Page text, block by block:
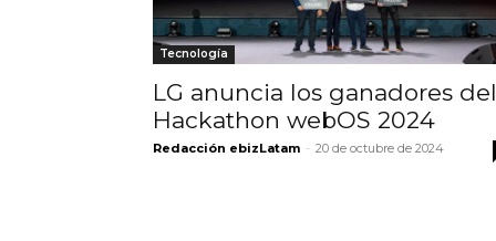
Tecnología
LG anuncia los ganadores del
Hackathon webOS 2024
Redacción ebizLatam - 20 de octubre de 2024